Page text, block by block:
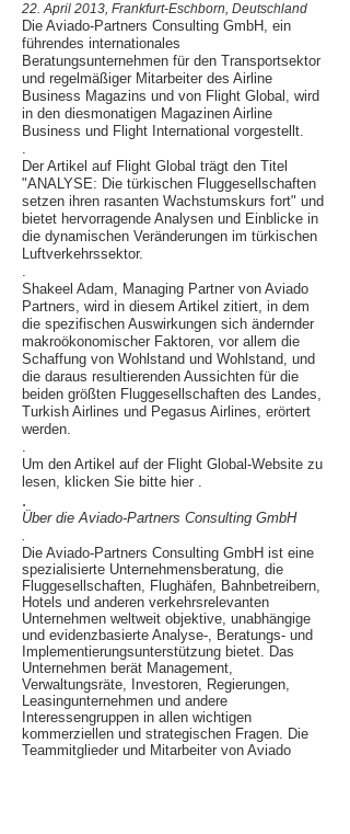
22. April 2013, Frankfurt-Eschborn, Deutschland
Die Aviado-Partners Consulting GmbH, ein
führendes internationales
Beratungsunternehmen für den Transportsektor
und regelmäßiger Mitarbeiter des Airline
Business Magazins und von Flight Global, wird
in den diesmonatigen Magazinen Airline
Business und Flight International vorgestellt.
.
Der Artikel auf Flight Global trägt den Titel
"ANALYSE: Die türkischen Fluggesellschaften
setzen ihren rasanten Wachstumskurs fort" und
bietet hervorragende Analysen und Einblicke in
die dynamischen Veränderungen im türkischen
Luftverkehrssektor.
.
Shakeel Adam, Managing Partner von Aviado
Partners, wird in diesem Artikel zitiert, in dem
die spezifischen Auswirkungen sich ändernder
makroökonomischer Faktoren, vor allem die
Schaffung von Wohlstand und Wohlstand, und
die daraus resultierenden Aussichten für die
beiden größten Fluggesellschaften des Landes,
Turkish Airlines und Pegasus Airlines, erörtert
werden.
.
Um den Artikel auf der Flight Global-Website zu
lesen, klicken Sie bitte hier .
.
Über die Aviado-Partners Consulting GmbH
.
Die Aviado-Partners Consulting GmbH ist eine
spezialisierte Unternehmensberatung, die
Fluggesellschaften, Flughäfen, Bahnbetreibern,
Hotels und anderen verkehrsrelevanten
Unternehmen weltweit objektive, unabhängige
und evidenzbasierte Analyse-, Beratungs- und
Implementierungsunterstützung bietet. Das
Unternehmen berät Management,
Verwaltungsräte, Investoren, Regierungen,
Leasingunternehmen und andere
Interessengruppen in allen wichtigen
kommerziellen und strategischen Fragen. Die
Teammitglieder und Mitarbeiter von Aviado